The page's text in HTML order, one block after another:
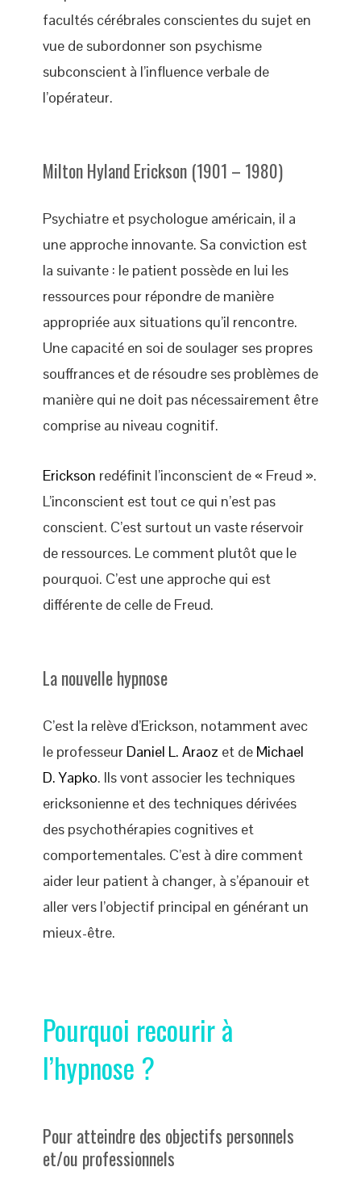
facultés cérébrales conscientes du sujet en
vue de subordonner son psychisme
subconscient à l’influence verbale de
l’opérateur.
Milton Hyland Erickson (1901 – 1980)
Psychiatre et psychologue américain, il a
une approche innovante. Sa conviction est
la suivante : le patient possède en lui les
ressources pour répondre de manière
appropriée aux situations qu’il rencontre.
Une capacité en soi de soulager ses propres
souffrances et de résoudre ses problèmes de
manière qui ne doit pas nécessairement être
comprise au niveau cognitif.
Erickson redéfinit l’inconscient de « Freud ».
L’inconscient est tout ce qui n’est pas
conscient. C’est surtout un vaste réservoir
de ressources. Le comment plutôt que le
pourquoi. C’est une approche qui est
différente de celle de Freud.
La nouvelle hypnose
C’est la relève d’Erickson, notamment avec
le professeur Daniel L. Araoz et de Michael
D. Yapko. Ils vont associer les techniques
ericksonienne et des techniques dérivées
des psychothérapies cognitives et
comportementales. C’est à dire comment
aider leur patient à changer, à s’épanouir et
aller vers l’objectif principal en générant un
mieux-être.
Pourquoi recourir à
l’hypnose ?
Pour atteindre des objectifs personnels
et/ou professionnels